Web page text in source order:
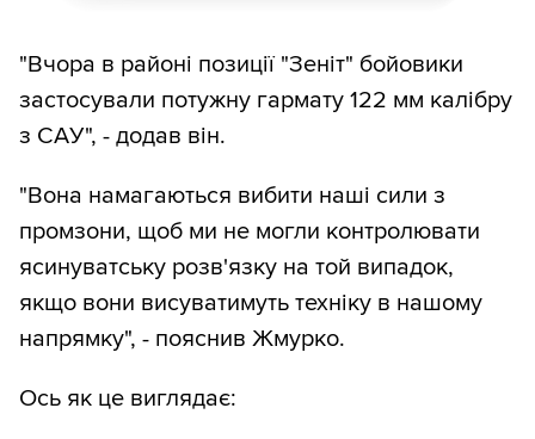
"Вчора в районі позиції "Зеніт" бойовики
застосували потужну гармату 122 мм калібру
з САУ", - додав він.
"Вона намагаються вибити наші сили з
промзони, щоб ми не могли контролювати
ясинуватську розв'язку на той випадок,
якщо вони висуватимуть техніку в нашому
напрямку", - пояснив Жмурко.
Ось як це виглядає: